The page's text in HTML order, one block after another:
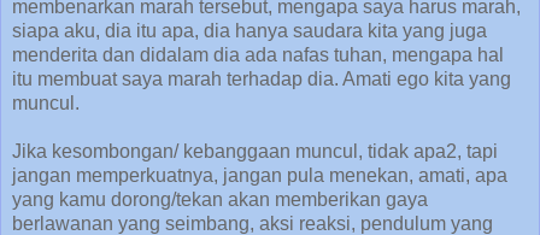
membenarkan marah tersebut, mengapa saya harus marah,
siapa aku, dia itu apa, dia hanya saudara kita yang juga
menderita dan didalam dia ada nafas tuhan, mengapa hal
itu membuat saya marah terhadap dia. Amati ego kita yang
muncul.
Jika kesombongan/ kebanggaan muncul, tidak apa2, tapi
jangan memperkuatnya, jangan pula menekan, amati, apa
yang kamu dorong/tekan akan memberikan gaya
berlawanan yang seimbang, aksi reaksi, pendulum yang